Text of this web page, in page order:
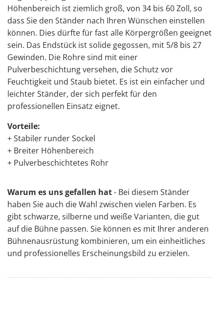
Höhenbereich ist ziemlich groß, von 34 bis 60 Zoll, so
dass Sie den Ständer nach Ihren Wünschen einstellen
können. Dies dürfte für fast alle Körpergrößen geeignet
sein. Das Endstück ist solide gegossen, mit 5/8 bis 27
Gewinden. Die Rohre sind mit einer
Pulverbeschichtung versehen, die Schutz vor
Feuchtigkeit und Staub bietet. Es ist ein einfacher und
leichterStänder, der sich perfekt für den
professionellen Einsatz eignet.
Vorteile:
+ Stabiler runder Sockel
+ Breiter Höhenbereich
+ Pulverbeschichtetes Rohr
Warum es uns gefallen hat- Bei diesem Ständer
haben Sie auch die Wahl zwischen vielen Farben. Es
gibt schwarze, silberne und weiße Varianten, die gut
auf die Bühne passen. Sie können es mit Ihrer anderen
Bühnenausrüstung kombinieren, um ein einheitliches
und professionelles Erscheinungsbild zu erzielen.